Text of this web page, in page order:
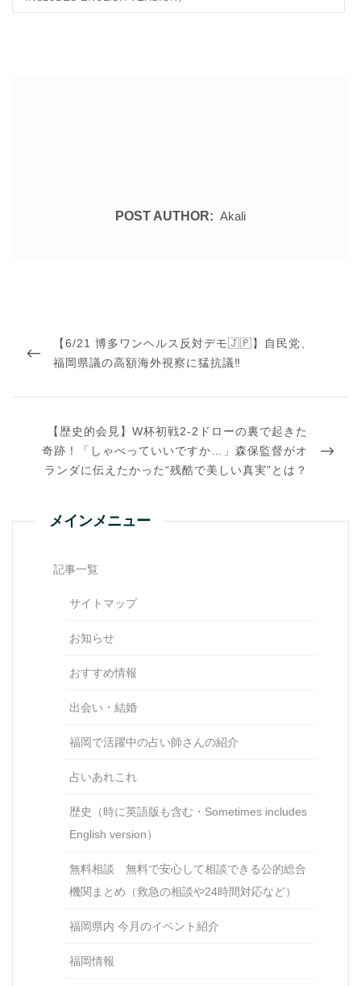
POST AUTHOR: Akali
PREVIOUS
POST
【6/21 博多ワンヘルス反対デモ🇯🇵】自民党、
福岡県議の高額海外視察に猛抗議‼️
NEXT
POST
【歴史的会見】W杯初戦2-2ドローの裏で起きた
奇跡！「しゃべっていいですか…」森保監督がオ
ランダに伝えたかった“残酷で美しい真実”とは？
メインメニュー
記事一覧
サイトマップ
お知らせ
おすすめ情報
出会い・結婚
福岡で活躍中の占い師さんの紹介
占いあれこれ
歴史（時に英語版も含む・Sometimes includes
English version）
無料相談 無料で安心して相談できる公的総合
機関まとめ（救急の相談や24時間対応など）
福岡県内 今月のイベント紹介
福岡情報